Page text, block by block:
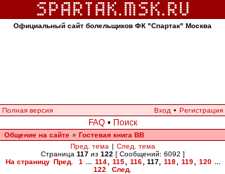
Официальный сайт болельщиков ФК "Спартак" Москва
Полная версия Вход • Регистрация
FAQ • Поиск
Общение на сайте » Гостевая книга ВВ
Пред. тема | След. тема
Страница 117из 122 [ Сообщений: 6092 ]
На страницу Пред. 1 114 115 116 117, 118 119 120
122
След.